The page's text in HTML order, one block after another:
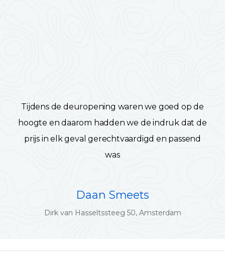
Tijdens de deuropening waren we goed op de
hoogte en daarom hadden we de indruk dat de
prijs in elk geval gerechtvaardigd en passend
was
Daan Smeets
Dirk van Hasseltssteeg 50, Amsterdam